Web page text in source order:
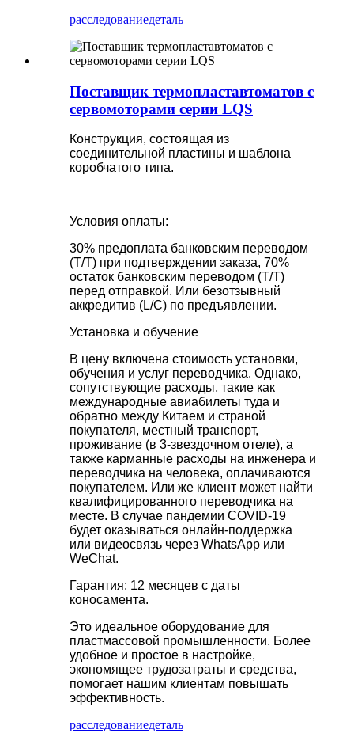
расследованиедеталь
Поставщик термопластавтоматов с
сервомоторами серии LQS
Конструкция, состоящая из
соединительной пластины и шаблона
коробчатого типа.
Условия оплаты:
30% предоплата банковским переводом
(T/T) при подтверждении заказа, 70%
остаток банковским переводом (T/T)
перед отправкой. Или безотзывный
аккредитив (L/C) по предъявлении.
Установка и обучение
В цену включена стоимость установки,
обучения и услуг переводчика. Однако,
сопутствующие расходы, такие как
международные авиабилеты туда и
обратно между Китаем и страной
покупателя, местный транспорт,
проживание (в 3-звездочном отеле), а
также карманные расходы на инженера и
переводчика на человека, оплачиваются
покупателем. Или же клиент может найти
квалифицированного переводчика на
месте. В случае пандемии COVID-19
будет оказываться онлайн-поддержка
или видеосвязь через WhatsApp или
WeChat.
Гарантия: 12 месяцев с даты
коносамента.
Это идеальное оборудование для
пластмассовой промышленности. Более
удобное и простое в настройке,
экономящее трудозатраты и средства,
помогает нашим клиентам повышать
эффективность.
расследованиедеталь